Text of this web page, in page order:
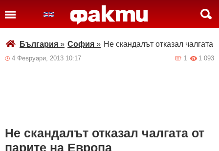
България » София » Не скандалът отказал чалгата
4 Февруари, 2013 10:17 1 093
1
Не скандалът отказал чалгата от
парите на Европа